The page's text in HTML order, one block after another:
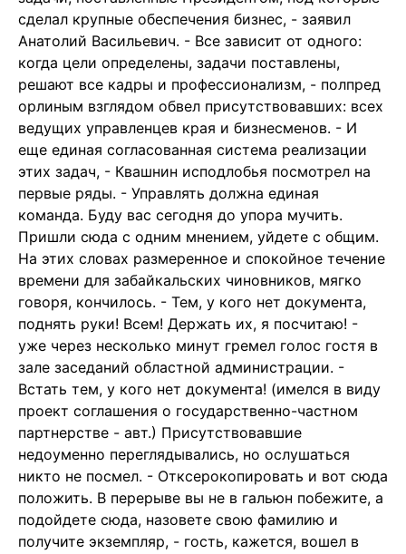
сделал крупные обеспечения бизнес, - заявил
Анатолий Васильевич. - Все зависит от одного:
когда цели определены, задачи поставлены,
решают все кадры и профессионализм, - полпред
орлиным взглядом обвел присутствовавших: всех
ведущих управленцев края и бизнесменов. - И
еще единая согласованная система реализации
этих задач, - Квашнин исподлобья посмотрел на
первые ряды. - Управлять должна единая
команда. Буду вас сегодня до упора мучить.
Пришли сюда с одним мнением, уйдете с общим.
На этих словах размеренное и спокойное течение
времени для забайкальских чиновников, мягко
говоря, кончилось. - Тем, у кого нет документа,
поднять руки! Всем! Держать их, я посчитаю! -
уже через несколько минут гремел голос гостя в
зале заседаний областной администрации. -
Встать тем, у кого нет документа! (имелся в виду
проект соглашения о государственно-частном
партнерстве - авт.) Присутствовавшие
недоуменно переглядывались, но ослушаться
никто не посмел. - Отксерокопировать и вот сюда
положить. В перерыве вы не в гальюн побежите, а
подойдете сюда, назовете свою фамилию и
получите экземпляр, - гость, кажется, вошел в